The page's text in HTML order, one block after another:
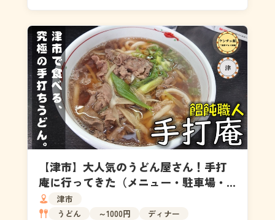
【津市】大人気のうどん屋さん！手打
庵に行ってきた（メニュー・駐車場・
店内の様子）
津市
うどん
～1000円
ディナー